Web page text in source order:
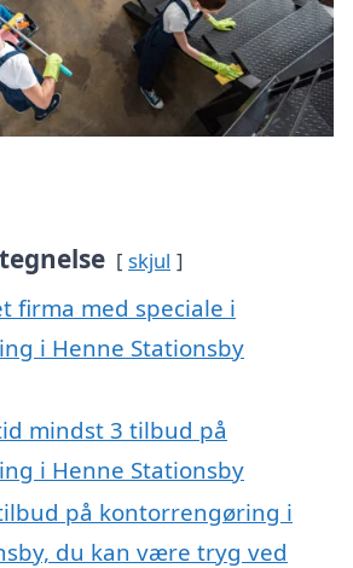
skjul
firma med speciale i
i Henne Stationsby
mindst 3 tilbud på
i Henne Stationsby
på kontorrengøring i
du kan være tryg ved